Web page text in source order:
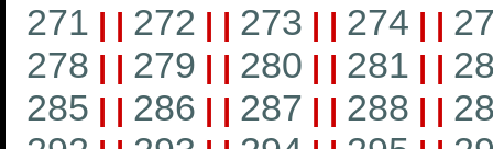
271 | | 272 | | 273 | | 274 | |
278 | | 279 | | 280 | | 281 | |
285 | | 286 | | 287 | | 288 | |